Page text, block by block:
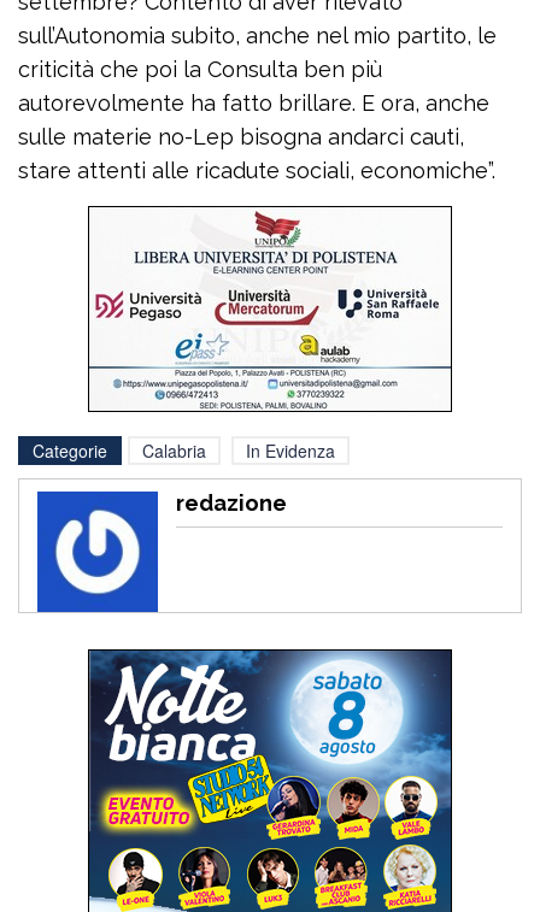
sull’Autonomia subito, anche nel mio partito, le
criticità che poi la Consulta ben più
autorevolmente ha fatto brillare. E ora, anche
sulle materie no-Lep bisogna andarci cauti,
stare attenti alle ricadute sociali, economiche”.
Categorie Calabria In Evidenza
redazione